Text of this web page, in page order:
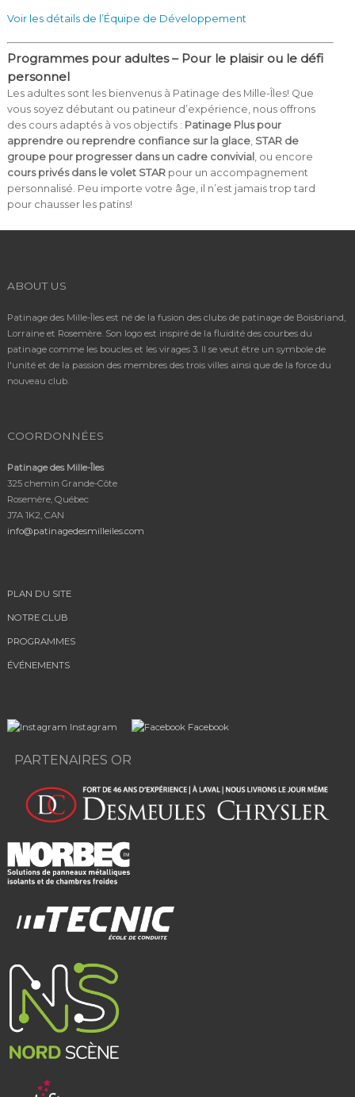
Voir les détails de l’Équipe de Développement
Programmes pour adultes – Pour le plaisir ou le défi
personnel
Les adultes sont les bienvenus à Patinage des Mille-Îles! Que
vous soyez débutant ou patineur d’expérience, nous offrons
des cours adaptés à vos objectifs : Patinage Plus pour
apprendre ou reprendre confiance sur la glace, STAR de
groupe pour progresser dans un cadre convivial
, ou encore
cours privés dans le volet STARpour un accompagnement
personnalisé. Peu importe votre âge, il n’est jamais trop tard
pour chausser les patins!
ABOUT US
Patinage des Mille-Îles est né de la fusion des clubs de patinage de Boisbriand,
Lorraine et Rosemère. Son logo est inspiré de la fluidité des courbes du
patinage comme les boucles et les virages 3. Il se veut être un symbole de
l'unité et de la passion des membres des trois villes ainsi que de la force du
nouveau club.
COORDONNÉES
Patinage des Mille-Îles
325 chemin Grande-Côte
Rosemère, Québec
J7A 1K2, CAN
info@patinagedesmilleiles.com
PLAN DU SITE
NOTRE CLUB
PROGRAMMES
ÉVÉNEMENTS
Instagram Facebook
PARTENAIRES OR